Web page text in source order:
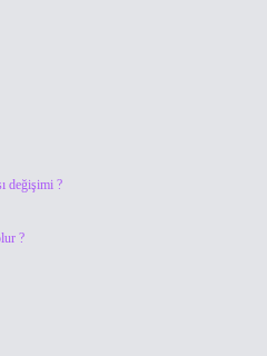
değişimi ?
?